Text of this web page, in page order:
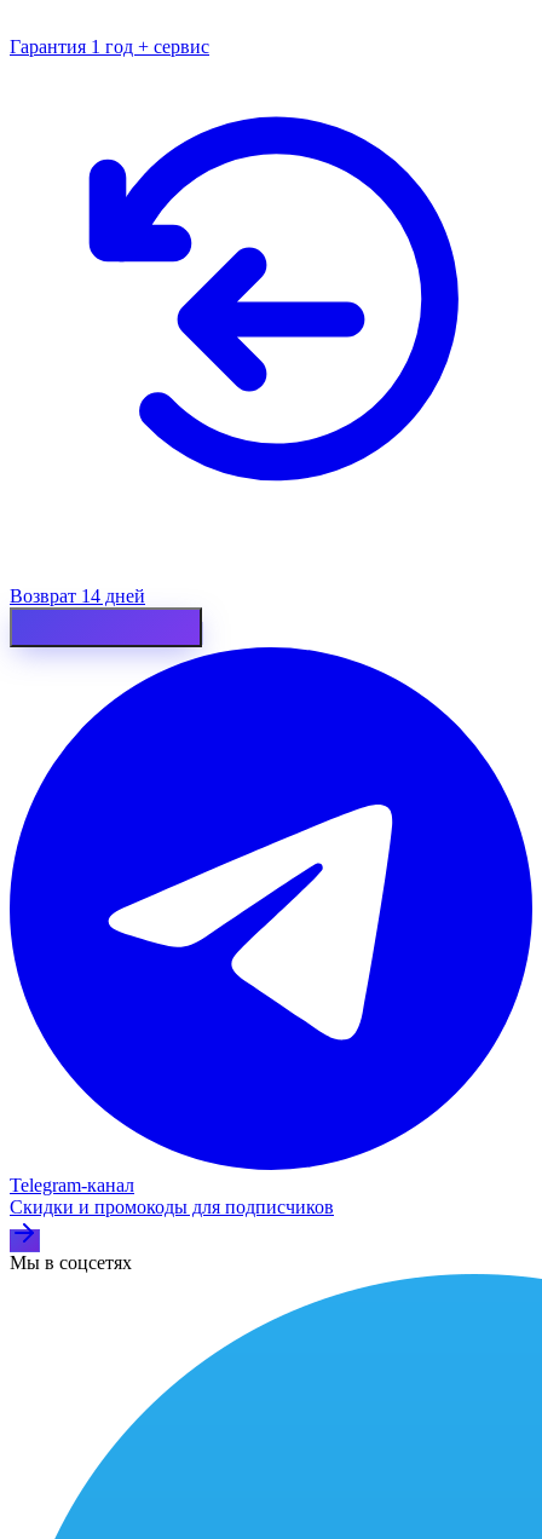
Гарантия 1 год + сервис
Возврат 14 дней
Telegram‑канал
Скидки и промокоды для подписчиков
Мы в соцсетях